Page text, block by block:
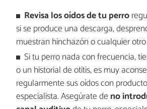
Revisa los oídos de tu perro
si se produce una descarga,
muestran hinchazón o cualquier
Si tu perro nada con frecuencia,
o un historial de otitis, es muy
regularmente sus oídos con
especialista. Asegúrate de no